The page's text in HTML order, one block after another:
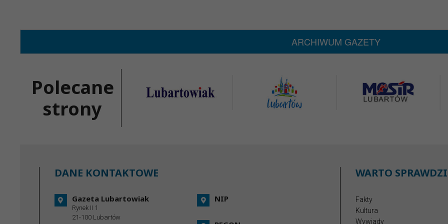
ARCHIWUM GAZETY
Polecane
strony
DANE KONTAKTOWE
Gazeta Lubartowiak
Rynek II 1
21-100 Lubartów
NIP
WARTO
Fakty
Kultura
Wywiady